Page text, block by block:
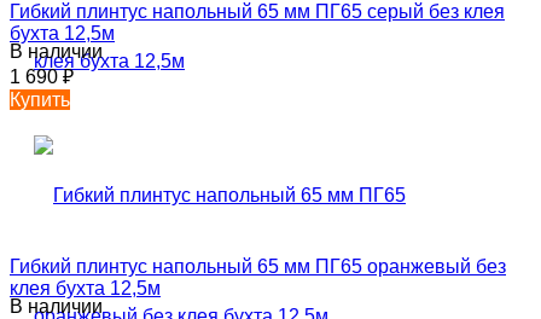
Гибкий плинтус напольный 65 мм ПГ65 серый без клея
бухта 12,5м
В наличии
1 690₽
Купить
Гибкий плинтус напольный 65 мм ПГ65 оранжевый без
клея бухта 12,5м
В наличии